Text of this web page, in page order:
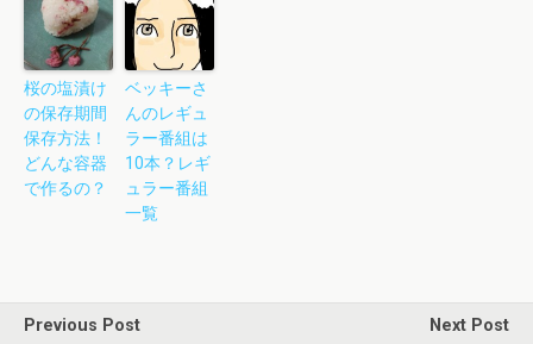
桜の塩漬け
の保存期間
保存方法！
どんな容器
で作るの？
ベッキーさ
んのレギュ
ラー番組は
10本？レギ
ュラー番組
一覧
Previous Post
Next Post